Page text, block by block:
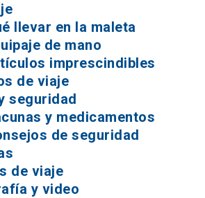
llevar en la maleta
de mano
imprescindibles
de viaje
seguridad
y medicamentos
de seguridad
de viaje
y video